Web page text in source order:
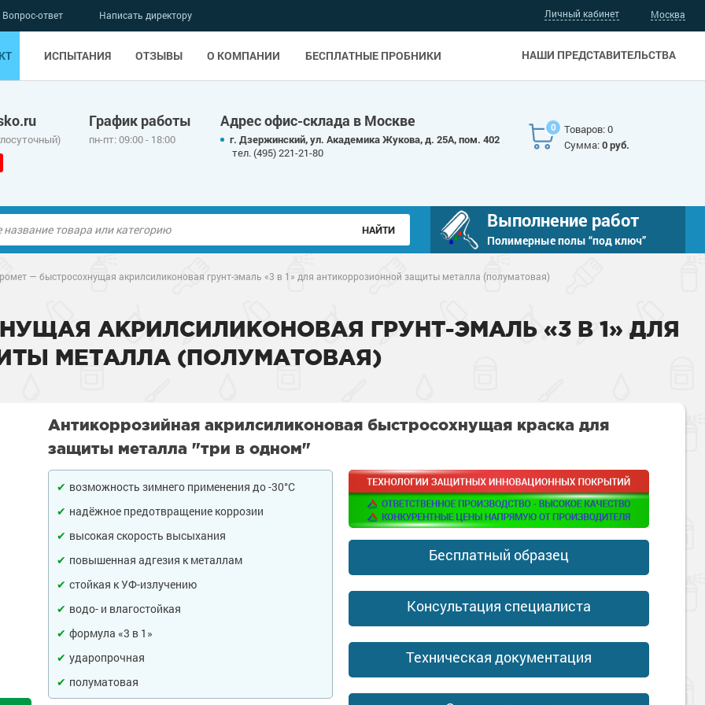
Личный кабинет
НАШИ ПРЕДСТАВИТЕЛЬСТВА
Вопрос-ответ Написать директору
ИСПЫТАНИЯ ОТЗЫВЫ О КОМПАНИИ БЕСПЛАТНЫЕ ПРОБНИКИ
Москва
График работы
пн-пт: 09:00 - 18:00
Адрес офис-склада в Москве
г. Дзержинский, ул. Академика Жукова, д. 25А, пом. 402
тел. (495) 221-21-80
0
Товаров: 0
Сумма:0 руб.
Выполнение работ
Полимерные полы “под ключ”
полы
наливные
металлу
металла
краски
эмали
товары
дерева
товары
товары
и потолков
для бассейна
товары
— быстросохнущая акрилсиликоновая грунт-эмаль «3 в 1» для антикоррозионной защиты металла (полуматовая)
АКРИЛСИЛИКОНОВАЯ ГРУНТ-ЭМАЛЬ «3 В 1» ДЛЯ
МЕТАЛЛА (ПОЛУМАТОВАЯ)
Антикоррозийная акрилсиликоновая быстросохнущая краска для
защиты металла "три в одном"
возможность зимнего применения до -30°С
надёжное предотвращение коррозии
высокая скорость высыхания
повышенная адгезия к металлам
стойкая к УФ-излучению
водо- и влагостойкая
формула «3 в 1»
ударопрочная
полуматовая
Бесплатный образец
Консультация специалиста
Техническая документация